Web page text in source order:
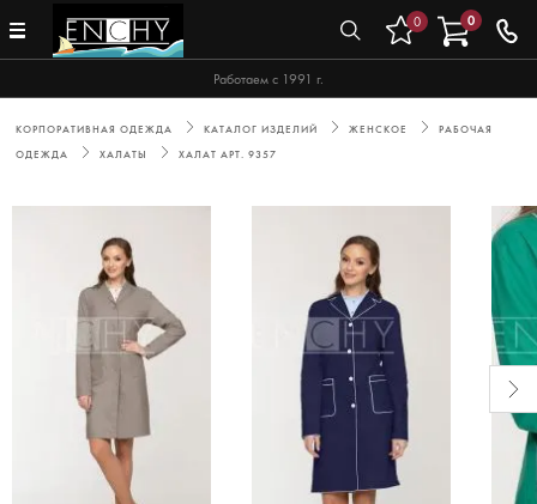
Работаем с 1991 г.
0 0
КОРПОРАТИВНАЯ ОДЕЖДА КАТАЛОГ ИЗДЕЛИЙ ЖЕНСКОЕ
РАБОЧАЯ
ОДЕЖДА
ХАЛАТЫ ХАЛАТ АРТ. 9357